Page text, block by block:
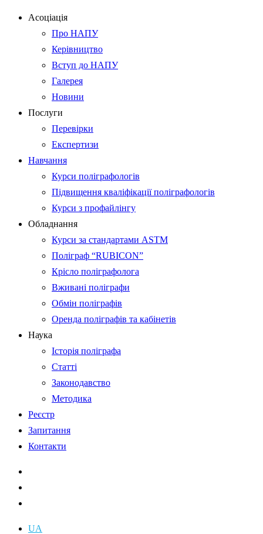
Асоціація
Про НАПУ
Керівництво
Вступ до НАПУ
Галерея
Новини
Послуги
Перевірки
Експертизи
Навчання
Курси поліграфологів
Підвищення кваліфікації поліграфологів
Курси з профайлінгу
Обладнання
Курси за стандартами ASTM
Поліграф “RUBICON”
Крісло поліграфолога
Вживані поліграфи
Обмін поліграфів
Оренда поліграфів та кабінетів
Наука
Історія поліграфа
Статті
Законодавство
Методика
Реєстр
Запитання
Контакти
UA